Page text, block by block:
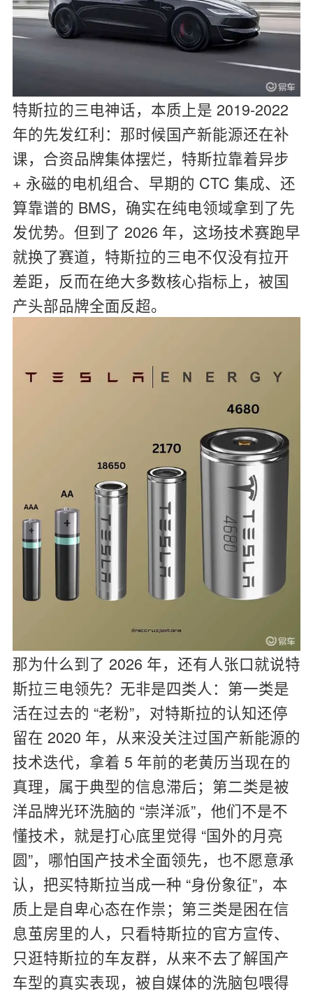
特斯拉的三电神话，本质上是 2019-2022
年的先发红利：那时候国产新能源还在补
课，合资品牌集体摆烂，特斯拉靠着异步
+ 永磁的电机组合、早期的 CTC 集成、还
算靠谱的 BMS，确实在纯电领域拿到了先
发优势。但到了 2026 年，这场技术赛跑早
就换了赛道，特斯拉的三电不仅没有拉开
差距，反而在绝大多数核心指标上，被国
产头部品牌全面反超。
那为什么到了 2026 年，还有人张口就说特
斯拉三电领先？无非是四类人：第一类是
活在过去的 “老粉”，对特斯拉的认知还停
留在 2020 年，从来没关注过国产新能源的
技术迭代，拿着 5 年前的老黄历当现在的
真理，属于典型的信息滞后；第二类是被
洋品牌光环洗脑的 “崇洋派”，他们不是不
懂技术，就是打心底里觉得 “国外的月亮
圆”，哪怕国产技术全面领先，也不愿意承
认，把买特斯拉当成一种 “身份象征”，本
质上是自卑心态在作祟；第三类是困在信
息茧房里的人，只看特斯拉的官方宣传、
只逛特斯拉的车友群，从来不去了解国产
车型的真实表现，被自媒体的洗脑包喂得